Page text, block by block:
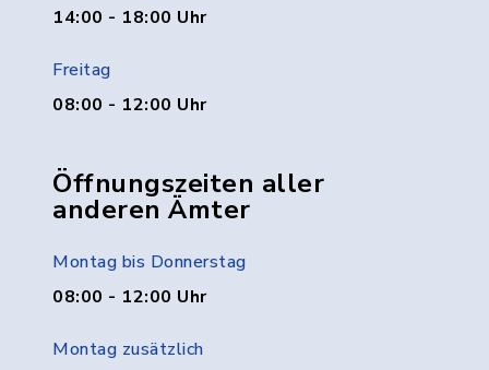
14:00 - 18:00 Uhr
Freitag
08:00 - 12:00 Uhr
Öffnungszeiten aller
anderen Ämter
Montag bis Donnerstag
08:00 - 12:00 Uhr
Montag zusätzlich